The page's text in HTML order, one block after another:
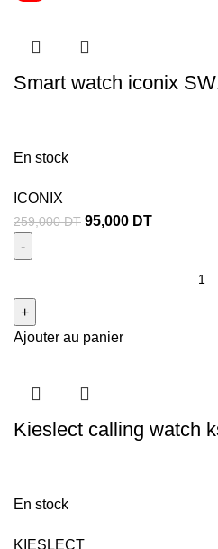
Smart watch iconix
En stock
ICONIX
259,000DT 95,000 DT
Ajouter au panier
Kieslect calling watch
En stock
KIESLECT